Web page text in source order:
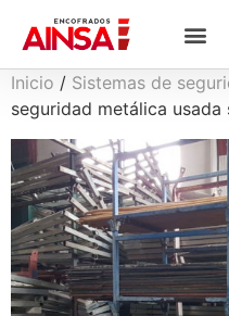
Inicio / Sistemas de
seguridad metálica